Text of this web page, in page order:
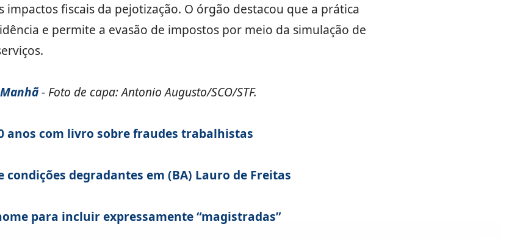
fiscais da pejotização. O órgão destacou que a prática
e permite a evasão de impostos por meio da simulação de
- Foto de capa: Antonio Augusto/SCO/STF.
anos com livro sobre fraudes trabalhistas
degradantes em (BA) Lauro de Freitas
para incluir expressamente “magistradas”